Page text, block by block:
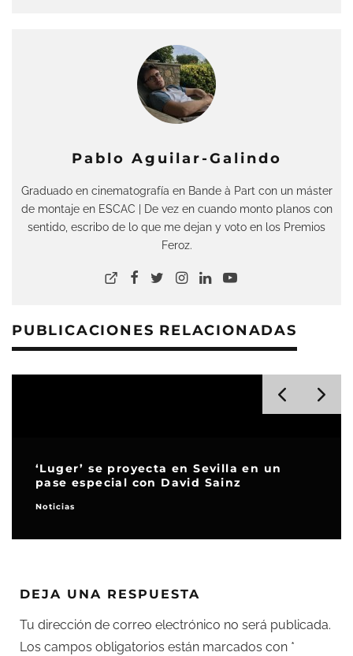
Pablo Aguilar-Galindo
Graduado en cinematografía en Bande à Part con un máster
de montaje en ESCAC | De vez en cuando monto planos con
sentido, escribo de lo que me dejan y voto en los Premios
Feroz.
PUBLICACIONES RELACIONADAS
‘Luger’ se proyecta en Sevilla en un
pase especial con David Sainz
Noticias
DEJA UNA RESPUESTA
Tu dirección de correo electrónico no será publicada.
Los campos obligatorios están marcados con *